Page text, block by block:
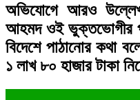
অভিযোগে আরও
আহমদ ওই ভুক্তভোগীর
বিদেশে পাঠানোর কথা
১ লাখ ৮০ হাজার টাকা